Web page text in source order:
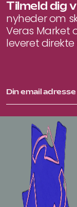
Tilmeld dig
nyheder om
Veras Market
leveret